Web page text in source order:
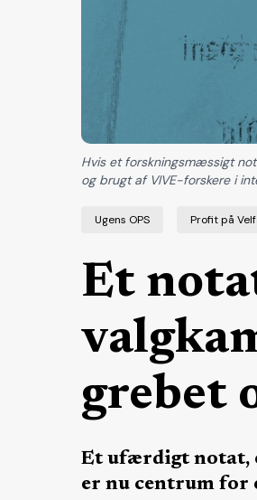
Ugens OPS Profit på
Et
grebet
Et ufærdigt notat,
er nu centrum for
Hvis et forskningsmæssigt
og brugt af VIVE-forskere i